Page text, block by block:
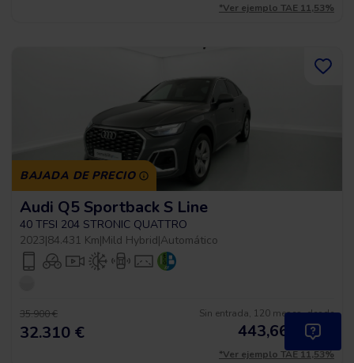
*Ver ejemplo TAE 11,53%
BAJADA DE PRECIO
Audi Q5 Sportback S Line
40 TFSI 204 STRONIC QUATTRO
2023|84.431 Km|Mild Hybrid|Automático
35.900 €
32.310 €
Sin entrada, 120 meses, desde
443,66 /mes
*Ver ejemplo TAE 11,53%